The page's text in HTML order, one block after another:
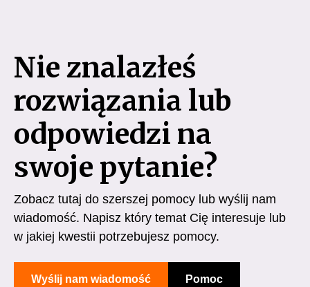
Nie znalazłeś
rozwiązania lub
odpowiedzi na
swoje pytanie?
Zobacz tutaj do szerszej pomocy lub wyślij nam
wiadomość. Napisz który temat Cię interesuje lub
w jakiej kwestii potrzebujesz pomocy.
Wyślij nam wiadomość Pomoc